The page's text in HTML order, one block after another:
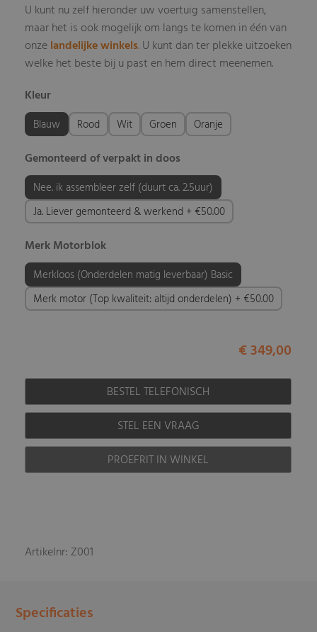
U kunt nu zelf hieronder uw voertuig samenstellen,
maar het is ook mogelijk om langs te komen in één van
onzelandelijke winkels.U kunt dan ter plekke uitzoeken
welke het beste bij u past en hem direct meenemen.
Kleur
Blauw Rood Wit Groen Oranje
Gemonteerd of verpakt in doos
Nee. ik assembleer zelf (duurt ca. 2.5uur)
Ja. Liever gemonteerd & werkend + €50.00
Merk Motorblok
Merkloos (Onderdelen matig leverbaar) Basic
Merk motor (Top kwaliteit: altijd onderdelen) + €50.00
€ 349,00
BESTEL TELEFONISCH
STEL EEN VRAAG
PROEFRIT IN WINKEL
Artikelnr: Z001
Specificaties